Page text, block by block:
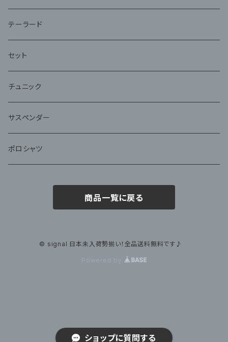
ショップに質問する
テーラード
セット
チュニック
サスペンダー
ポロシャツ
商品一覧に戻る
© signal 日本未入荷勢揃い！全品送料無料です♪
Powered by